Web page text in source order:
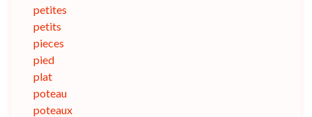
petites
petits
pieces
pied
plat
poteau
poteaux